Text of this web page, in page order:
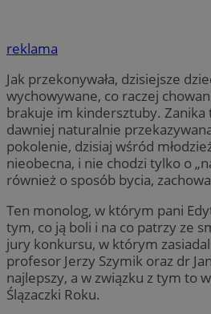
reklama
Jak przekonywała, dzisiejsze
wychowywane, co raczej
brakuje im kindersztuby. Zanika
dawniej naturalnie
pokolenie, dzisiaj wśród
nieobecna, i nie chodzi tylko o
również o sposób bycia,
Ten monolog, w którym pani
tym, co ją boli i na co patrzy ze
jury konkursu, w którym
profesor Jerzy Szymik oraz dr
najlepszy, a w związku z tym to
Ślązaczki Roku.